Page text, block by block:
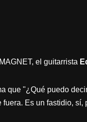
el guitarrista
que "¿Qué puedo
Es un fastidio,